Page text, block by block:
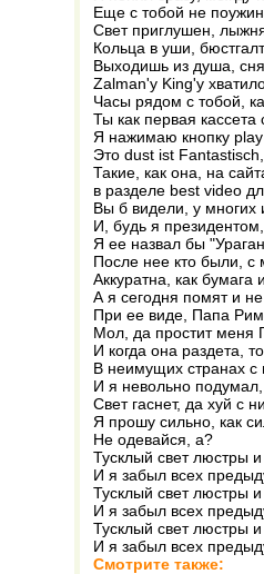
Еще с тобой не
Свет приглушен,
Кольца в уши,
Выходишь из душа,
Zalman'у King'у
Часы рядом с тобой,
Ты как первая
Я нажимаю кнопку play
Это dust ist
Такие, как она, на
в разделе best video
Вы б видели, у многих
И, будь я
Я ее назвал бы
После нее кто были, с
Аккуратна, как бумага
А я сегодня помят и не
При ее виде, Папа
Мол, да простит меня
И когда она раздета,
В неимущих странах с
И я невольно подумал,
Свет гаснет, да хуй с
Я прошу сильно, как
Не одевайся, а?
Тусклый свет люстры
И я забыл всех
Тусклый свет люстры
И я забыл всех
Тусклый свет люстры
И я забыл всех
Смотрите также: